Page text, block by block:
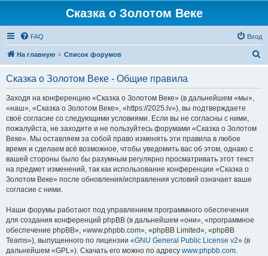
Сказка о Золотом Веке
FAQ Вход
На главную Список форумов
Сказка о Золотом Веке - Общие правила
Заходя на конференцию «Сказка о Золотом Веке» (в дальнейшем «мы»,
«наш», «Сказка о Золотом Веке», «https://2025.lv»), вы подтверждаете
своё согласие со следующими условиями. Если вы не согласны с ними,
пожалуйста, не заходите и не пользуйтесь форумами «Сказка о Золотом
Веке». Мы оставляем за собой право изменять эти правила в любое
время и сделаем всё возможное, чтобы уведомить вас об этом, однако с
вашей стороны было бы разумным регулярно просматривать этот текст
на предмет изменений, так как использование конференции «Сказка о
Золотом Веке» после обновления/исправления условий означает ваше
согласие с ними.
Наши форумы работают под управлением программного обеспечения
для создания конференций phpBB (в дальнейшем «они», «программное
обеспечение phpBB», «www.phpbb.com», «phpBB Limited», «phpBB
Teams»), выпущенного по лицензии «GNU General Public License v2» (в
дальнейшем «GPL»). Скачать его можно по адресу www.phpbb.com.